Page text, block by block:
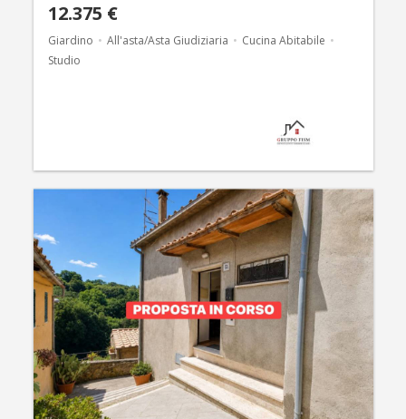
12.375 €
Giardino All'asta/Asta Giudiziaria
Cucina Abitabile
Studio